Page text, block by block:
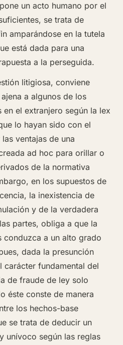
un acto humano por el
se trata de
amparándose en la tutela
está dada para una
a la perseguida.
litigiosa, conviene
a algunos de los
el extranjero según la lex
lo hayan sido con el
ventajas de una
ad hoc para orillar o
de la normativa
en los supuestos de
la inexistencia de
y de la verdadera
partes, obliga a que la
conduzca a un alto grado
dada la presunción
carácter fundamental del
de fraude de ley solo
éste conste de manera
los hechos-base
se trata de deducir un
unívoco según las reglas